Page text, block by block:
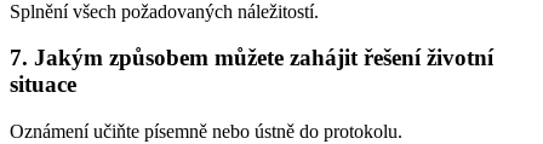
Splnění všech požadovaných náležitostí.
7. Jakým způsobem můžete zahájit řešení životní
situace
Oznámení učiňte písemně nebo ústně do protokolu.